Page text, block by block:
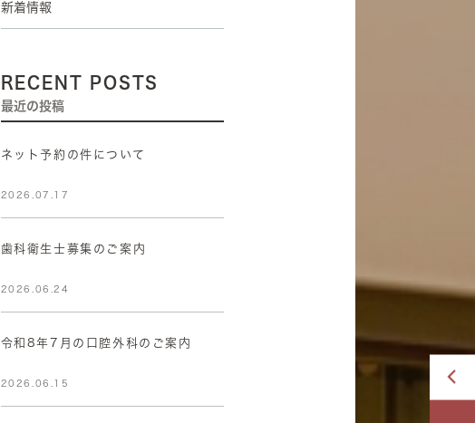
新着情報
RECENT POSTS
最近の投稿
ネット予約の件について
2026.07.17
歯科衛生士募集のご案内
2026.06.24
令和8年7月の口腔外科のご案内
2026.06.15